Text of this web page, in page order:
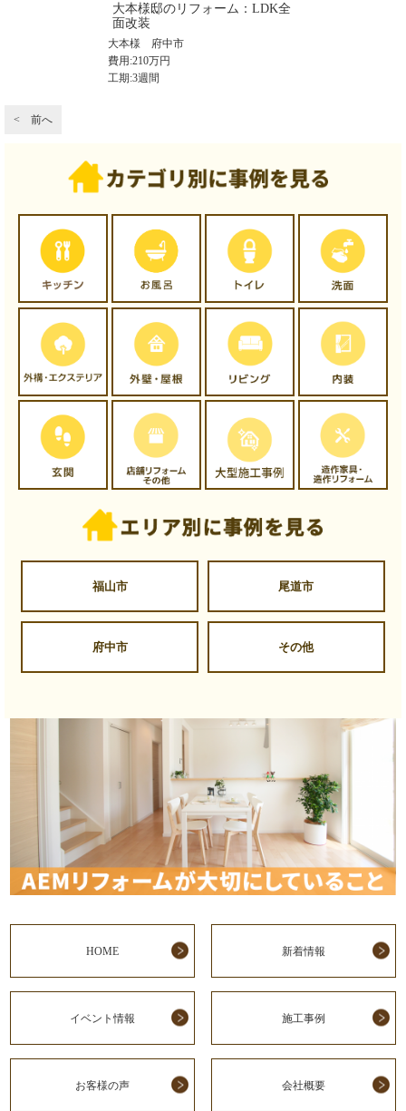
大本様邸のリフォーム：LDK全
面改装
大本様 府中市
費用:210万円
工期:3週間
< 前へ
福山市 尾道市
府中市 その他
HOME 新着情報
イベント情報 施工事例
お客様の声 会社概要